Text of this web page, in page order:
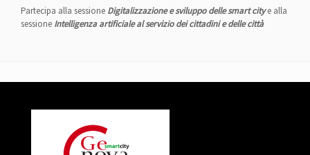
Partecipa alla sessione Digitalizzazione e sviluppo delle smart citye alla
sessione Intelligenza artificiale al servizio dei cittadini e delle città